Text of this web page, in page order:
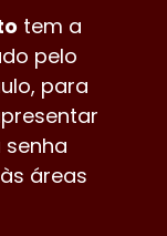
tem a
pelo
para
áreas